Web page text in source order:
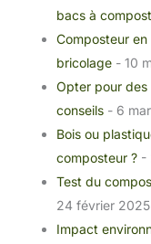
bacs à
Composteur
bricolage - 10
Opter pour des
conseils - 6
Bois ou
composteur ? -
Test du
24 février 2025
Impact